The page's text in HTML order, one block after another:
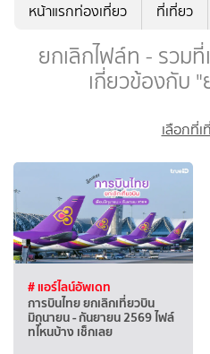
หน้าแรกท่องเที่ยว ที่เที่ยว
ยกเลิกไฟล์ท - รวม
เกี่ยวข้องกับ
เลือกที่เ
# แอร์ไลน์อัพเดท
การบินไทย ยกเลิกเที่ยวบิน
มิถุนายน - กันยายน 2569 ไฟล์
ทไหนบ้าง เช็กเลย